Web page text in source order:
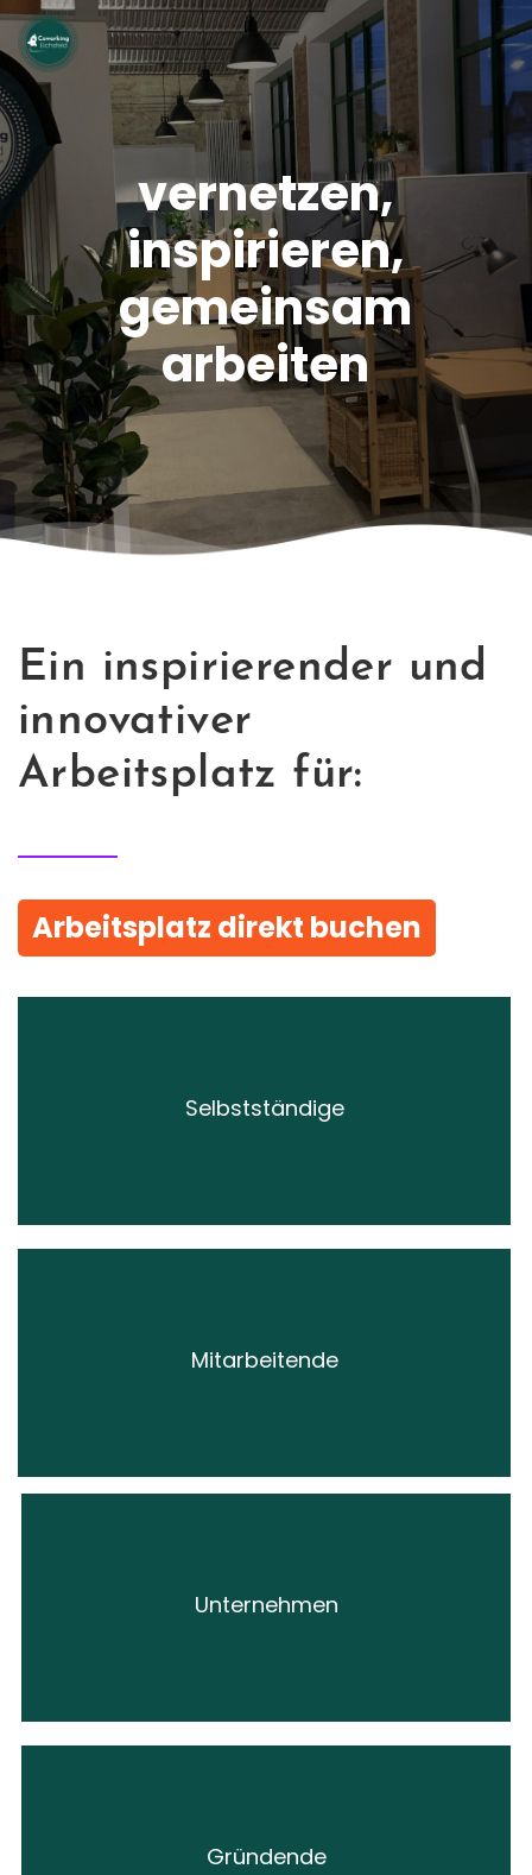
vernetzen,
inspirieren,
gemeinsam
arbeiten
Ein inspirierender und
innovativer
Arbeitsplatz für:
Arbeitsplatz direkt buchen
Selbstständige
Platz mieten!
Mitarbeitende
Platz mieten!
Unternehmen
Platz mieten!
Gründende
Platz mieten!